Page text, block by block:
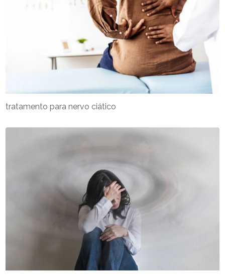
tratamento para nervo ciático